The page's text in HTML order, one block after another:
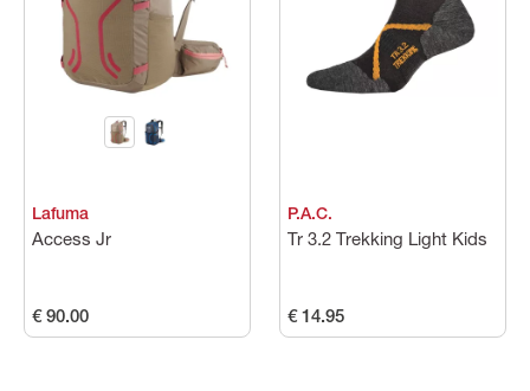
Lafuma
Access Jr
€ 90.00
P.A.C.
Tr 3.2 Trekking Light Kids
€ 14.95